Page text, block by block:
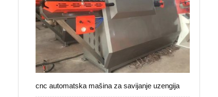
cnc automatska mašina za savijanje uzengija